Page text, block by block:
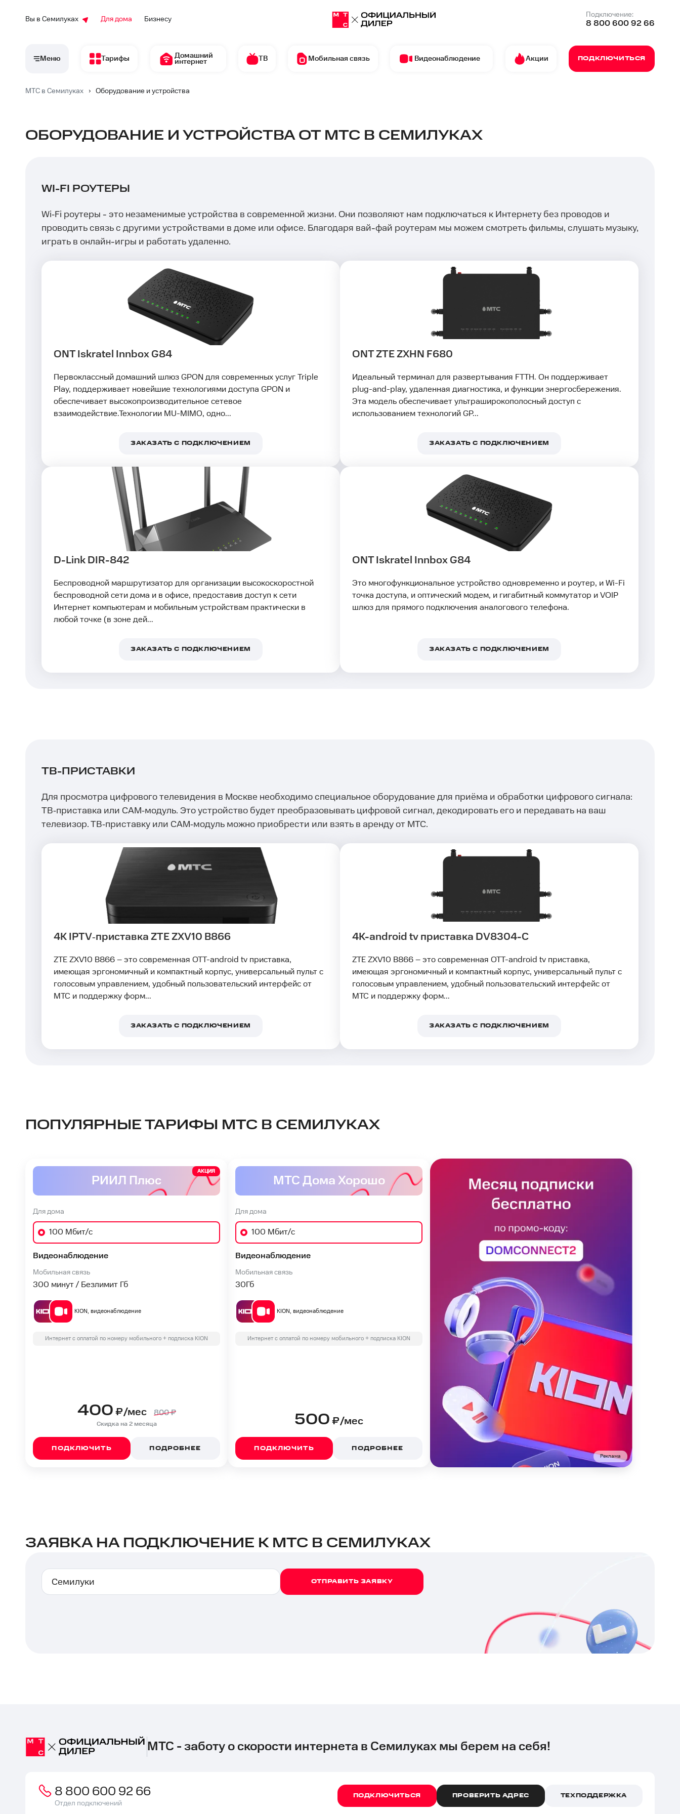
Вы в Семилуках Для дома Бизнесу
Подключение:
8 800 600 92 66
Меню Тарифы Домашний
интернет ТВ Мобильная связь Видеонаблюдение Акции ПОДКЛЮЧИТЬСЯ
МТС в Семилуках › Оборудование и устройства
ОБОРУДОВАНИЕ И УСТРОЙСТВА ОТ МТС В СЕМИЛУКАХ
WI-FI РОУТЕРЫ
Wi‑Fi роутеры - это незаменимые устройства в современной жизни. Они позволяют нам подключаться к Интернету без проводов и
проводить связь с другими устройствами в доме или офисе. Благодаря вай-фай роутерам мы можем смотреть фильмы, слушать музыку,
играть в онлайн-игры и работать удаленно.
ONT Iskratel Innbox G84
Первоклассный домашний шлюз GPON для современных услуг Triple
Play, поддерживает новейшие технологиями доступа GPON и
обеспечивает высокопроизводительное сетевое
взаимодействие.Технологии MU-MIMO, одно...
ЗАКАЗАТЬ С ПОДКЛЮЧЕНИЕМ
ONT ZTE ZXHN F680
Идеальный терминал для развертывания FTTH. Он поддерживает
plug-and-play, удаленная диагностика, и функции энергосбережения.
Эта модель обеспечивает ультраширокополосный доступ с
использованием технологий GP...
ЗАКАЗАТЬ С ПОДКЛЮЧЕНИЕМ
D-Link DIR-842
Беспроводной маршрутизатор для организации высокоскоростной
беспроводной сети дома и в офисе, предоставив доступ к сети
Интернет компьютерам и мобильным устройствам практически в
любой точке (в зоне дей...
ЗАКАЗАТЬ С ПОДКЛЮЧЕНИЕМ
ONT Iskratel Innbox G84
Это многофункциональное устройство одновременно и роутер, и Wi-Fi
точка доступа, и оптический модем, и гигабитный коммутатор и VOIP
шлюз для прямого подключения аналогового телефона.
ЗАКАЗАТЬ С ПОДКЛЮЧЕНИЕМ
ТВ-ПРИСТАВКИ
Для просмотра цифрового телевидения в Москве необходимо специальное оборудование для приёма и обработки цифрового сигнала:
ТВ‑приставка или САМ‑модуль. Это устройство будет преобразовывать цифровой сигнал, декодировать его и передавать на ваш
телевизор. ТВ‑приставку или САМ‑модуль можно приобрести или взять в аренду от МТС.
4K IPTV‑приставка ZTE ZXV10 B866
ZTE ZXV10 B866 – это современная OTT-android tv приставка,
имеющая эргономичный и компактный корпус, универсальный пульт с
голосовым управлением, удобный пользовательский интерфейс от
МТС и поддержку форм...
ЗАКАЗАТЬ С ПОДКЛЮЧЕНИЕМ
4K-android tv приставка DV8304-C
ZTE ZXV10 B866 – это современная OTT-android tv приставка,
имеющая эргономичный и компактный корпус, универсальный пульт с
голосовым управлением, удобный пользовательский интерфейс от
МТС и поддержку форм...
ЗАКАЗАТЬ С ПОДКЛЮЧЕНИЕМ
ПОПУЛЯРНЫЕ ТАРИФЫ МТС В СЕМИЛУКАХ
РИИЛ Плюс
АКЦИЯ
Для дома
100 Мбит/с
Видеонаблюдение
Мобильная связь
300 минут / Безлимит Гб
KION, видеонаблюдение
Интернет с оплатой по номеру мобильного + подписка KION
400 ₽/мес 800₽
Скидка на 2 месяца
ПОДКЛЮЧИТЬ ПОДРОБНЕЕ
МТС Дома Хорошо
Для дома
100 Мбит/с
Видеонаблюдение
Мобильная связь
30Гб
KION, видеонаблюдение
Интернет с оплатой по номеру мобильного + подписка KION
500 ₽/мес
ПОДКЛЮЧИТЬ ПОДРОБНЕЕ
Реклама
ЗАЯВКА НА ПОДКЛЮЧЕНИЕ К МТС В СЕМИЛУКАХ
ОТПРАВИТЬ ЗАЯВКУ
МТС - заботу о скорости интернета в Семилуках мы берем на себя!
8 800 600 92 66
Отдел подключений
ПОДКЛЮЧИТЬСЯ ПРОВЕРИТЬ АДРЕС ТЕХПОДДЕРЖКА